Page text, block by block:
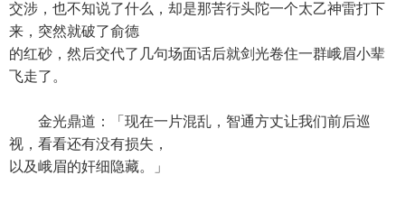
交涉，也不知说了什么，却是那苦行头陀一个太乙神雷打下
来，突然就破了俞德
的红砂，然后交代了几句场面话后就剑光卷住一群峨眉小辈
飞走了。
金光鼎道：「现在一片混乱，智通方丈让我们前后巡
视，看看还有没有损失，
以及峨眉的奸细隐藏。」